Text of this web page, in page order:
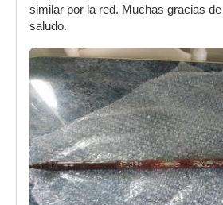
similar por la red. Muchas gracias
saludo.